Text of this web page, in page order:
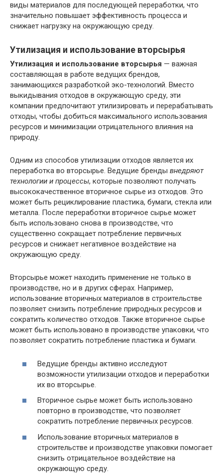
виды материалов для последующей переработки, что
значительно повышает эффективность процесса и
снижает нагрузку на окружающую среду.
Утилизация и использование вторсырья
Утилизация и использование вторсырья — важная
составляющая в работе ведущих брендов,
занимающихся разработкой эко-технологий. Вместо
выкидывания отходов в окружающую среду, эти
компании предпочитают утилизировать и перерабатывать
отходы, чтобы добиться максимального использования
ресурсов и минимизации отрицательного влияния на
природу.
Одним из способов утилизации отходов является их
переработка во вторсырье. Ведущие бренды внедряют
технологии и процессы, которые позволяют получать
высококачественное вторичное сырье из отходов. Это
может быть рециклирование пластика, бумаги, стекла или
металла. После переработки вторичное сырье может
быть использовано снова в производстве, что
существенно сокращает потребление первичных
ресурсов и снижает негативное воздействие на
окружающую среду.
Вторсырье может находить применение не только в
производстве, но и в других сферах. Например,
использование вторичных материалов в строительстве
позволяет снизить потребление природных ресурсов и
сократить количество отходов. Также вторичное сырье
может быть использовано в производстве упаковки, что
позволяет сократить потребление пластика и бумаги.
Ведущие бренды активно исследуют
возможности утилизации отходов и переработки
их во вторсырье.
Вторичное сырье может быть использовано
повторно в производстве, что позволяет
сократить потребление первичных ресурсов.
Использование вторичных материалов в
строительстве и производстве упаковки помогает
снизить отрицательное воздействие на
окружающую среду.